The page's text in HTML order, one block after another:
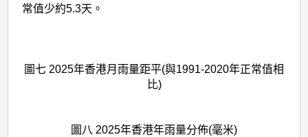
常值少約5.3天。
圖七 2025年香港月雨量距平(與1991-2020年正常值相
比)
圖八 2025年香港年雨量分佈(毫米)